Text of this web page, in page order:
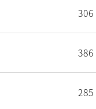
306
386
285